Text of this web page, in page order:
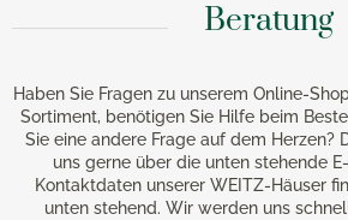
Beratung
Haben Sie Fragen zu unserem Online-
Sortiment, benötigen Sie Hilfe beim
Sie eine andere Frage auf dem Herzen?
uns gerne über die unten stehende
Kontaktdaten unserer WEITZ-Häuser
unten stehend. Wir werden uns